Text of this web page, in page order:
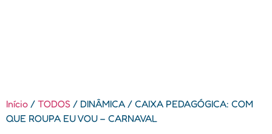
Início / TODOS / DINÂMICA / CAIXA PEDAGÓGICA: COM
QUE ROUPA EU VOU – CARNAVAL